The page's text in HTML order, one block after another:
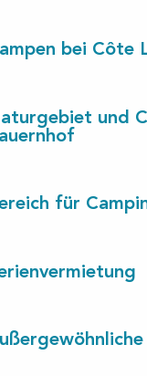
bei Côte
und
für